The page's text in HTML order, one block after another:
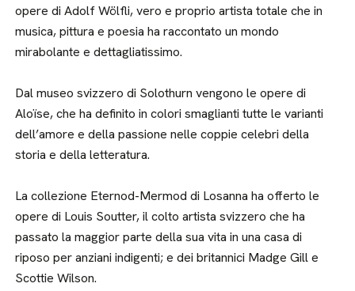
opere di Adolf Wölfli, vero e proprio artista totale che in
musica, pittura e poesia ha raccontato un mondo
mirabolante e dettagliatissimo.
Dal museo svizzero di Solothurn vengono le opere di
Aloïse, che ha definito in colori smaglianti tutte le varianti
dell’amore e della passione nelle coppie celebri della
storia e della letteratura.
La collezione Eternod-Mermod di Losanna ha offerto le
opere di Louis Soutter, il colto artista svizzero che ha
passato la maggior parte della sua vita in una casa di
riposo per anziani indigenti; e dei britannici Madge Gill e
Scottie Wilson.